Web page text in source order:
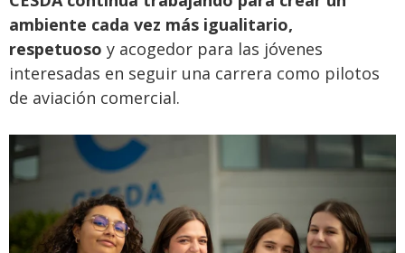
ambiente cada vez más igualitario,
respetuoso y acogedor para las jóvenes
interesadas en seguir una carrera como pilotos
de aviación comercial.